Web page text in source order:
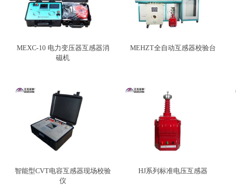
MEXC-10 电力变压器互感器消
磁机
MEHZT全自动互感器校验台
智能型CVT电容互感器现场校验
仪
HJ系列标准电压互感器